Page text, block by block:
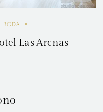
BODA
Las Arenas